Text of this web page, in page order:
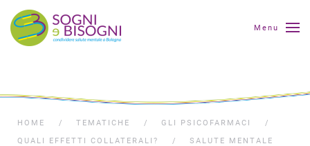
Menu
HOME TEMATICHE
GLI PSICOFARMACI
QUALI EFFETTI COLLATERALI?
SALUTE MENTALE